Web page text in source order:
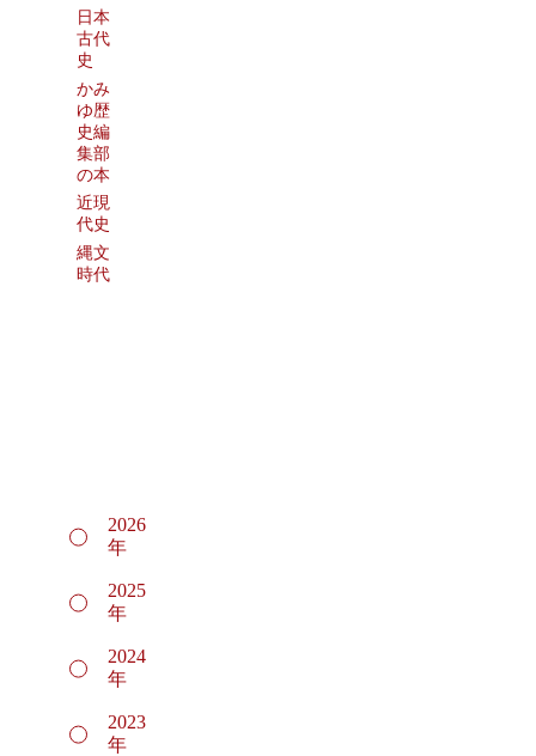
日本
古代
史
かみ
ゆ歴
史編
集部
の本
近現
代史
縄文
時代
2026
年
2025
年
2024
年
2023
年